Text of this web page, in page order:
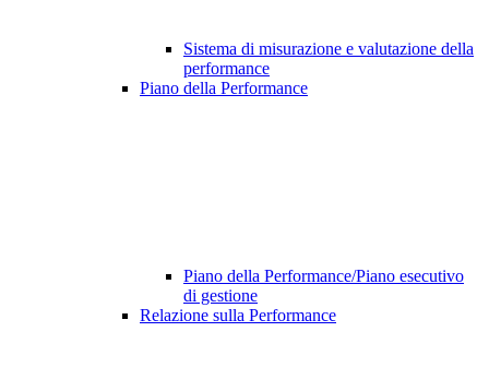
Sistema di misurazione e valutazione della
performance
Piano della Performance
Piano della Performance/Piano esecutivo
di gestione
Relazione sulla Performance